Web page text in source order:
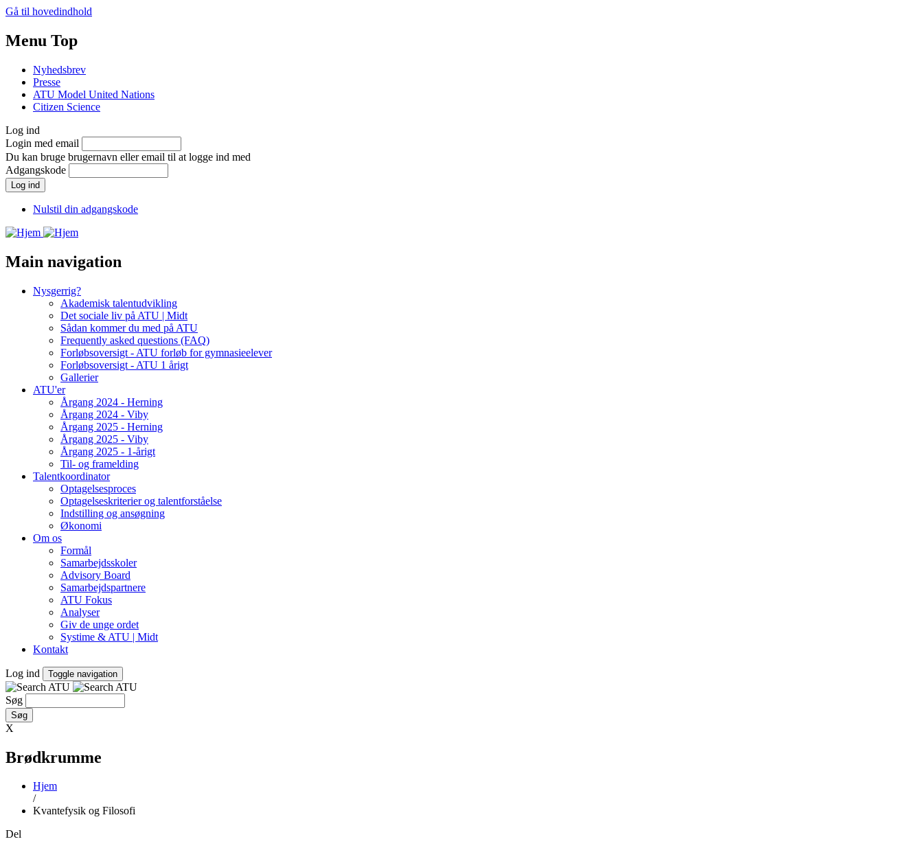
Gå til hovedindhold
Menu Top
Nyhedsbrev
Presse
ATU Model United Nations
Citizen Science
Log ind
Login med email
Du kan bruge brugernavn eller email til at logge ind med
Adgangskode
Nulstil din adgangskode
Main navigation
Nysgerrig?
Akademisk talentudvikling
Det sociale liv på ATU | Midt
Sådan kommer du med på ATU
Frequently asked questions (FAQ)
Forløbsoversigt - ATU forløb for gymnasieelever
Forløbsoversigt - ATU 1 årigt
Gallerier
ATU'er
Årgang 2024 - Herning
Årgang 2024 - Viby
Årgang 2025 - Herning
Årgang 2025 - Viby
Årgang 2025 - 1-årigt
Til- og framelding
Talentkoordinator
Optagelsesproces
Optagelseskriterier og talentforståelse
Indstilling og ansøgning
Økonomi
Om os
Formål
Samarbejdsskoler
Advisory Board
Samarbejdspartnere
ATU Fokus
Analyser
Giv de unge ordet
Systime & ATU | Midt
Kontakt
Log ind Toggle navigation
Søg
X
Brødkrumme
Hjem
/
Kvantefysik og Filosofi
Del